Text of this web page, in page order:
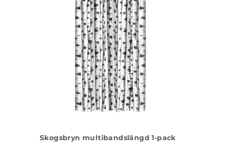
Skogsbryn multibandslängd 1-pack